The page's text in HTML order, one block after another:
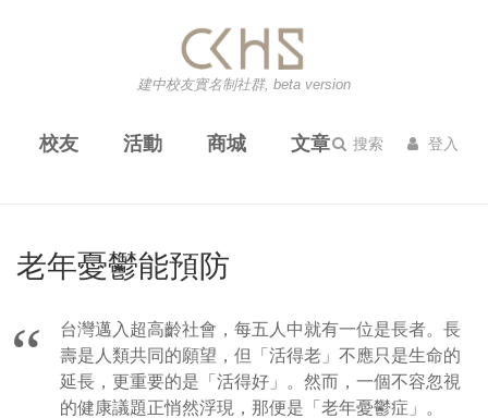
建中校友實名制社群, beta version
校友 活動 商城 文章 搜索 登入
老年憂鬱能預防
台灣邁入超高齡社會，每五人中就有一位是長者。長
壽是人類共同的願望，但「活得老」不應只是生命的
延長，更重要的是「活得好」。然而，一個不容忽視
的健康議題正悄然浮現，那便是「老年憂鬱症」。